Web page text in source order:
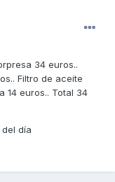
34 euros..
Filtro de aceite
14 euros.. Total 34
día